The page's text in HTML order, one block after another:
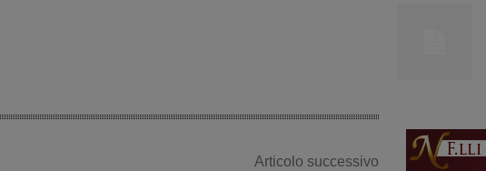
Articolo successivo